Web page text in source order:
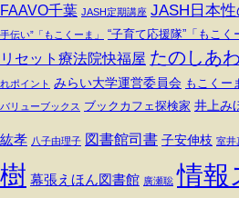
FAAVO千葉 JASH定期講座 JASH日本
手伝い”「もこくーま」 “子育て応援隊”「もこく
リセット療法院快福屋 たのしあ
れポイント みらい大学運営委員会 もこくー
バリューブックス ブックカフェ探検家 井上み
紘孝 八子由理子 図書館司書 子安伸枝 室井
樹 幕張えほん図書館 廣瀬聡 情報